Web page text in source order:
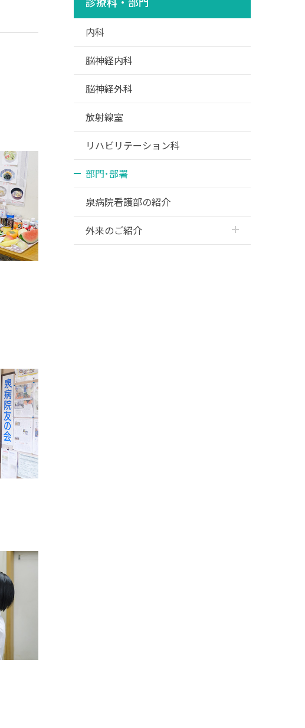
内科
脳神経内科
脳神経外科
放射線室
リハビリテーション科
部門･部署
泉病院看護部の紹介
外来のご紹介